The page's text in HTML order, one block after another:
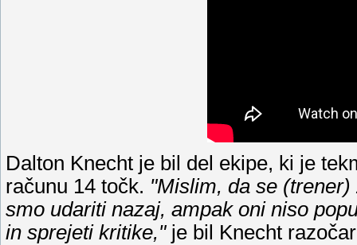
Dalton Knecht je bil del ekipe, ki je
računu 14 točk. "Mislim, da se
smo udariti nazaj, ampak oni niso
in sprejeti kritike," je bil Knecht